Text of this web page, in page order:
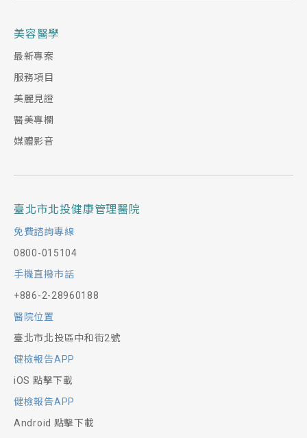
美容醫學
最新專案
服務項目
美麗見證
醫美專欄
媒體影音
臺北市北投健康管理醫院
免費諮詢專線
0800-015104
手機直撥市話
+886-2-28960188
醫院位置
臺北市北投區中和街2號
健檢報告APP
iOS 點擊下載
健檢報告APP
Android 點擊下載